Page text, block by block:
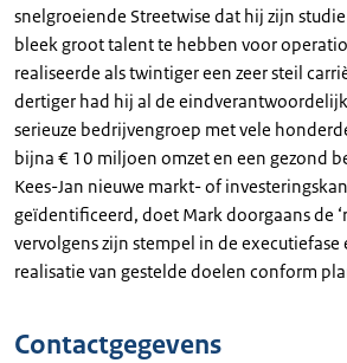
snelgroeiende Streetwise dat hij zijn
bleek groot talent te hebben voor
realiseerde als twintiger een zeer steil
dertiger had hij al de
serieuze bedrijvengroep met vele
bijna € 10 miljoen omzet en een gezond
Kees-Jan nieuwe markt- of
geïdentificeerd, doet Mark doorgaans de
vervolgens zijn stempel in de
realisatie van gestelde doelen conform
Contactgegevens